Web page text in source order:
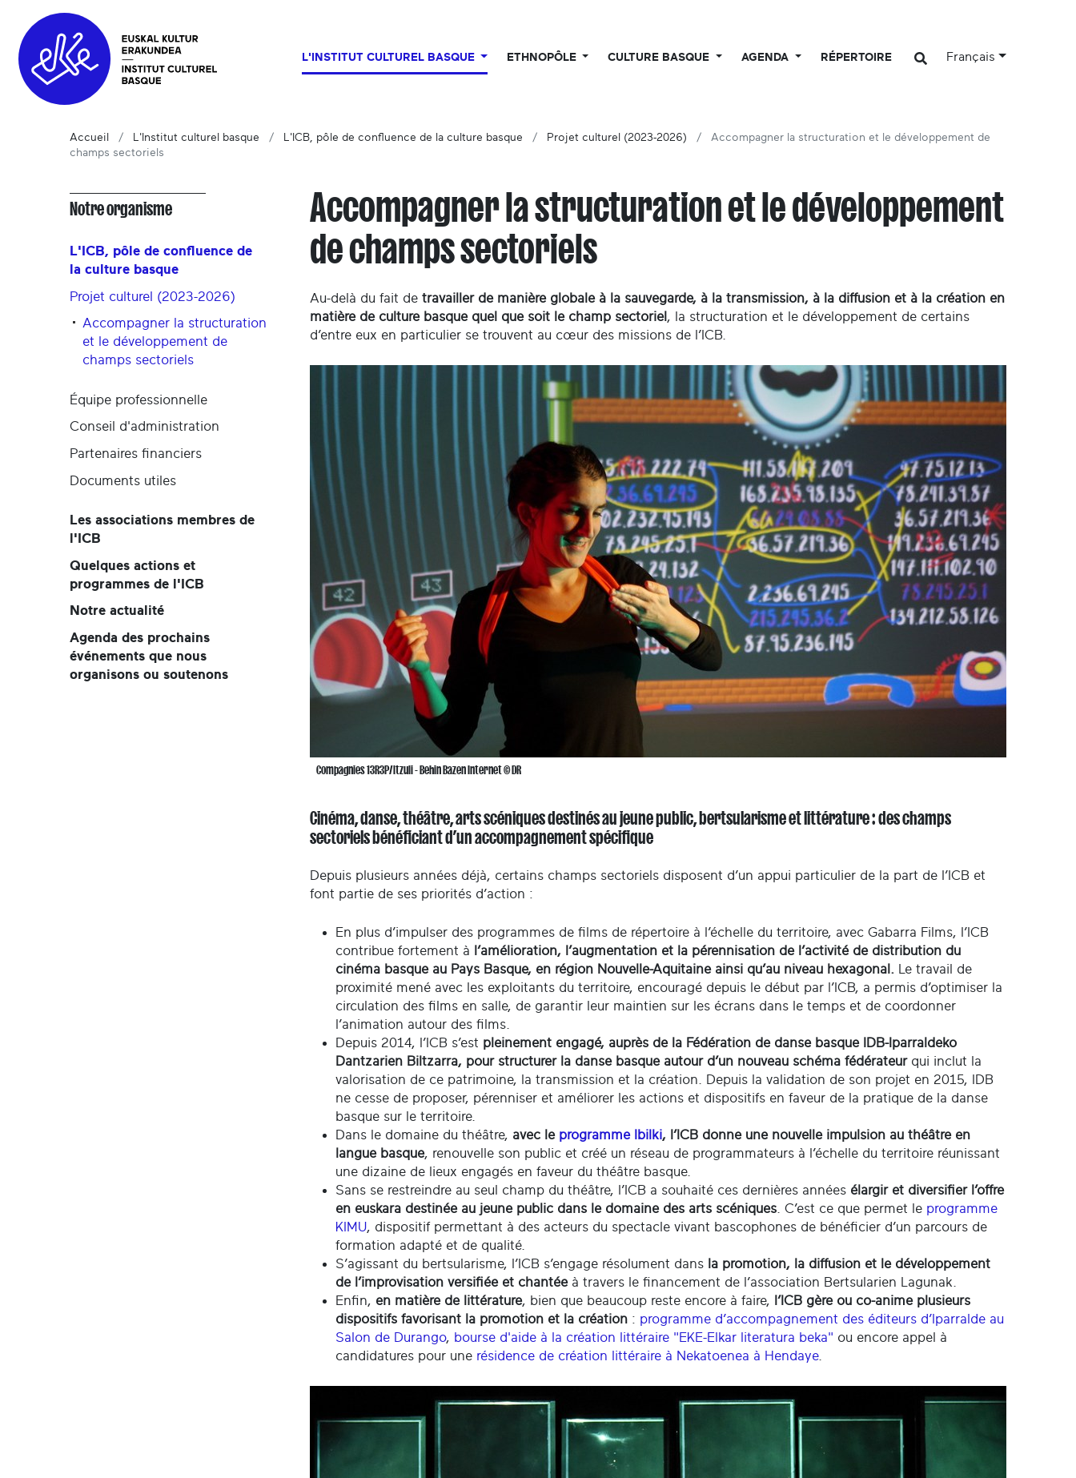
L'INSTITUT CULTUREL BASQUE ETHNOPÔLE CULTURE BASQUE AGENDA RÉPERTOIRE Français
Accueil L'Institut culturel basque L'ICB, pôle de confluence de la culture basque Projet culturel (2023-2026)
Accompagner la structuration et le développement de
champs sectoriels
Accompagner la structuration et le développement
de champs sectoriels
Au-delà du fait de travailler de manière globale à la sauvegarde, à la transmission, à la diffusion et à la création en
matière de culture basque quel que soit le champ sectoriel , la structuration et le développement de certains
d’entre eux en particulier se trouvent au cœur des missions de l’ICB.
Compagnies 13R3P/Itzuli - Behin Bazen Internet © DR
Cinéma, danse, théâtre, arts scéniques destinés au jeune public, bertsularisme et littérature : des champs
sectoriels bénéficiant d’un accompagnement spécifique
Depuis plusieurs années déjà, certains champs sectoriels disposent d’un appui particulier de la part de l’ICB et
font partie de ses priorités d’action :
En plus d’impulser des programmes de films de répertoire à l’échelle du territoire, avec Gabarra Films, l’ICB
contribue fortement à l’amélioration, l’augmentation et la pérennisation de l’activité de distribution du
cinéma basque au Pays Basque, en région Nouvelle-Aquitaine ainsi qu’au niveau hexagonal. Le travail de
proximité mené avec les exploitants du territoire, encouragé depuis le début par l’ICB, a permis d’optimiser la
circulation des films en salle, de garantir leur maintien sur les écrans dans le temps et de coordonner
l’animation autour des films.
Depuis 2014, l’ICB s’est pleinement engagé, auprès de la Fédération de danse basque IDB-Iparraldeko
Dantzarien Biltzarra, pour structurer la danse basque autour d’un nouveau schéma fédérateurqui inclut la
valorisation de ce patrimoine, la transmission et la création. Depuis la validation de son projet en 2015, IDB
ne cesse de proposer, pérenniser et améliorer les actions et dispositifs en faveur de la pratique de la danse
basque sur le territoire.
Dans le domaine du théâtre, avec le programme Ibilki, l’ICB donne une nouvelle impulsion au théâtre en
langue basque, renouvelle son public et créé un réseau de programmateurs à l’échelle du territoire réunissant
une dizaine de lieux engagés en faveur du théâtre basque.
Sans se restreindre au seul champ du théâtre, l’ICB a souhaité ces dernières années élargir et diversifier l’offre
en euskara destinée au jeune public dans le domaine des arts scéniques . C’est ce que permet le programme
KIMU, dispositif permettant à des acteurs du spectacle vivant bascophones de bénéficier d’un parcours de
formation adapté et de qualité.
S’agissant du bertsularisme, l’ICB s’engage résolument dans la promotion, la diffusion et le développement
de l’improvisation versifiée et chantéeà travers le financement de l’association Bertsularien Lagunak.
Enfin, en matière de littérature, bien que beaucoup reste encore à faire, l’ICB gère ou co-anime plusieurs
dispositifs favorisant la promotion et la création : programme d’accompagnement des éditeurs d’Iparralde au
Salon de Durango, bourse d'aide à la création littéraire "EKE-Elkar literatura beka" ou encore appel à
candidatures pour une résidence de création littéraire à Nekatoenea à Hendaye.
Notre organisme
L'ICB, pôle de confluence de
la culture basque
Projet culturel (2023-2026)
Accompagner la structuration
et le développement de
champs sectoriels
Équipe professionnelle
Conseil d'administration
Partenaires financiers
Documents utiles
Les associations membres de
l'ICB
Quelques actions et
programmes de l'ICB
Notre actualité
Agenda des prochains
événements que nous
organisons ou soutenons